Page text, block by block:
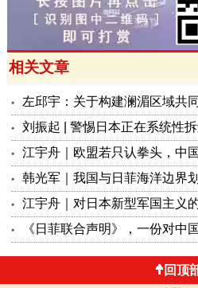
相关文章
左邱宇：关于构建澜湄区域共
刘振起 | 警惕日本正在系统性
江宇舟｜欧盟若只认拳头，中
韩光军｜我国与日菲海洋边界
江宇舟｜对日本新型军国主义
回顶